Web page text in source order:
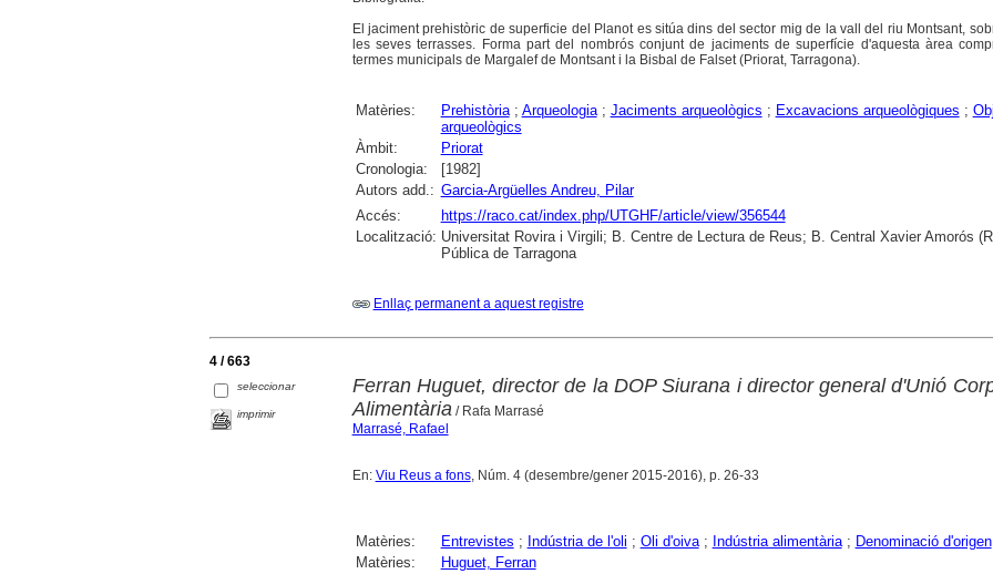
El jaciment prehistòric de superficie del Planot es sitúa dins del sector mig de la vall del riu Montsant,
les seves terrasses. Forma part del nombrós conjunt de jaciments de superfície d'aquesta àrea
termes municipals de Margalef de Montsant i la Bisbal de Falset (Priorat, Tarragona).
Matèries: Prehistòria; Arqueologia; Jaciments arqueològics ; Excavacions arqueològiques ;
arqueològics
Àmbit:
Priorat
Cronologia:
[1982]
Autors add.: Garcia-Argüelles Andreu, Pilar
Accés:
https://raco.cat/index.php/UTGHF/article/view/356544
Localització: Universitat Rovira i Virgili; B. Centre de Lectura de Reus; B. Central Xavier Amorós
Pública de Tarragona
Enllaç permanent a aquest registre
4 / 663
seleccionar
imprimir
Ferran Huguet, director de la DOP Siurana i director general d'Unió
Alimentària/ Rafa Marrasé
Marrasé, Rafael
En: Viu Reus a fons, Núm. 4 (desembre/gener 2015-2016), p. 26-33
Matèries: Entrevistes ; Indústria de l'oli ; Oli d'oiva; Indústria alimentària; Denominació d'origen
Matèries:
Huguet, Ferran